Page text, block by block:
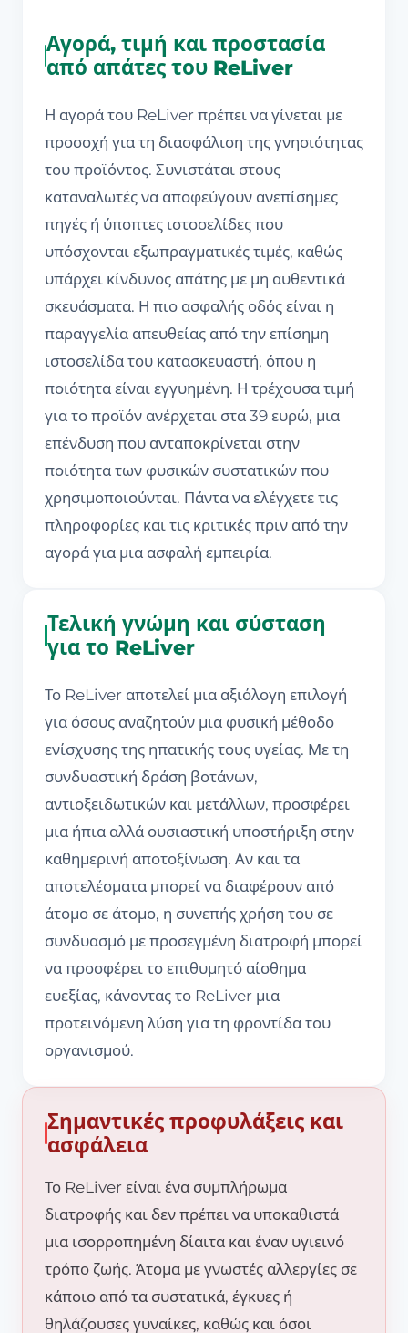
Αγορά, τιμή και προστασία
από απάτες του ReLiver
Η αγορά του ReLiver πρέπει να γίνεται με
προσοχή για τη διασφάλιση της γνησιότητας
του προϊόντος. Συνιστάται στους
καταναλωτές να αποφεύγουν ανεπίσημες
πηγές ή ύποπτες ιστοσελίδες που
υπόσχονται εξωπραγματικές τιμές, καθώς
υπάρχει κίνδυνος απάτης με μη αυθεντικά
σκευάσματα. Η πιο ασφαλής οδός είναι η
παραγγελία απευθείας από την επίσημη
ιστοσελίδα του κατασκευαστή, όπου η
ποιότητα είναι εγγυημένη. Η τρέχουσα τιμή
για το προϊόν ανέρχεται στα 39 ευρώ, μια
επένδυση που ανταποκρίνεται στην
ποιότητα των φυσικών συστατικών που
χρησιμοποιούνται. Πάντα να ελέγχετε τις
πληροφορίες και τις κριτικές πριν από την
αγορά για μια ασφαλή εμπειρία.
Τελική γνώμη και σύσταση
για το ReLiver
Το ReLiver αποτελεί μια αξιόλογη επιλογή
για όσους αναζητούν μια φυσική μέθοδο
ενίσχυσης της ηπατικής τους υγείας. Με τη
συνδυαστική δράση βοτάνων,
αντιοξειδωτικών και μετάλλων, προσφέρει
μια ήπια αλλά ουσιαστική υποστήριξη στην
καθημερινή αποτοξίνωση. Αν και τα
αποτελέσματα μπορεί να διαφέρουν από
άτομο σε άτομο, η συνεπής χρήση του σε
συνδυασμό με προσεγμένη διατροφή μπορεί
να προσφέρει το επιθυμητό αίσθημα
ευεξίας, κάνοντας το ReLiver μια
προτεινόμενη λύση για τη φροντίδα του
οργανισμού.
Σημαντικές προφυλάξεις και
ασφάλεια
Το ReLiver είναι ένα συμπλήρωμα
διατροφής και δεν πρέπει να υποκαθιστά
μια ισορροπημένη δίαιτα και έναν υγιεινό
τρόπο ζωής. Άτομα με γνωστές αλλεργίες σε
κάποιο από τα συστατικά, έγκυες ή
θηλάζουσες γυναίκες, καθώς και όσοι